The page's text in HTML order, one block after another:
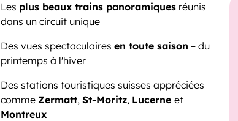
Les plus beaux trains panoramiques réunis
dans un circuit unique
Des vues spectaculaires en toute saison – du
printemps à l'hiver
Des stations touristiques suisses appréciées
comme Zermatt, St-Moritz, Lucerne et
Montreux